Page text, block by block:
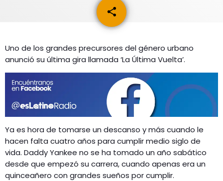
ACTUALIDAD
ESPECTÁCULOS
GEEKERS
PROGRAMACIÓN
INICIO
RADIO SPLENDID
CONTACTO
share
email
Uno de los grandes precursores del género urbano
anunció su última gira llamada ‘La Última Vuelta’.
Ya es hora de tomarse un descanso y más cuando le
hacen falta cuatro años para cumplir medio siglo de
vida. Daddy Yankee no se ha tomado un año sabático
desde que empezó su carrera, cuando apenas era un
quinceañero con grandes sueños por cumplir.